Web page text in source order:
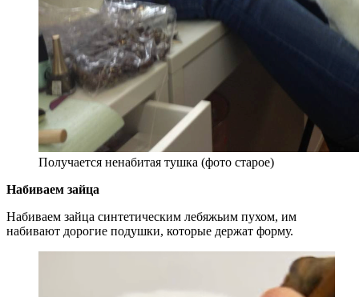
Получается ненабитая тушка (фото старое)
Набиваем зайца
Набиваем зайца синтетическим лебяжьим пухом, им
набивают дорогие подушки, которые держат форму.